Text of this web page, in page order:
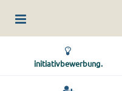
initiativbewerbung.